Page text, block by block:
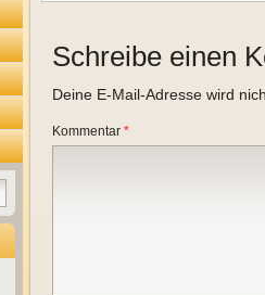
Schreibe einen
Deine E-Mail-Adresse wird
Kommentar *